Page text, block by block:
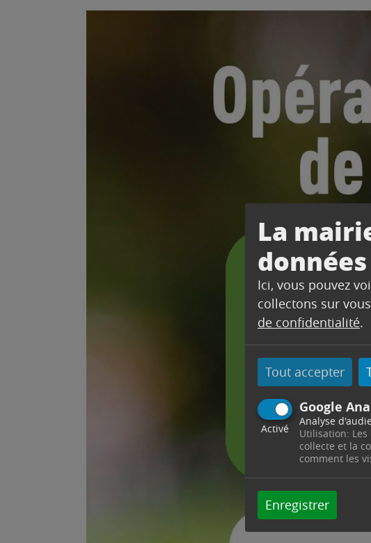
La
Ici, vous pouvez
collectons sur
de confidentialité.
Tout accepter
Google
Activé
Analyse
Utilisation:
collecte et la
comment les
Enregistrer